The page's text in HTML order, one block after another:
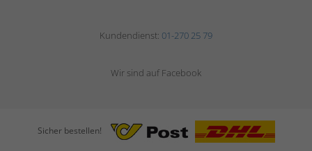
Kundendienst: 01-270 25 79
Wir sind auf Facebook
Sicher bestellen!